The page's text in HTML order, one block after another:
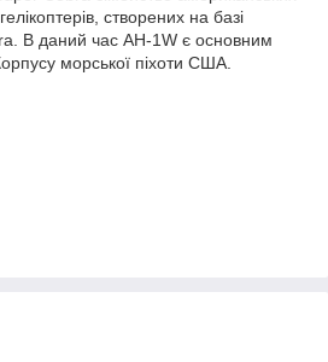
створених на базі
В даний час AH-1W є основним
морської піхоти США.